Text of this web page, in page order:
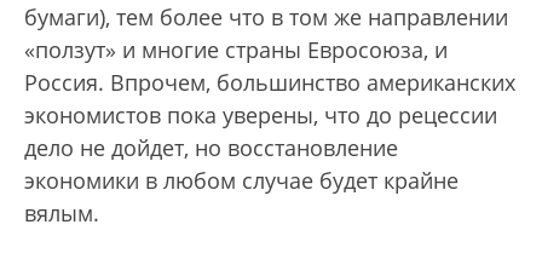
бумаги), тем более что в том же направлении
«ползут» и многие страны Евросоюза, и
Россия. Впрочем, большинство американских
экономистов пока уверены, что до рецессии
дело не дойдет, но восстановление
экономики в любом случае будет крайне
вялым.